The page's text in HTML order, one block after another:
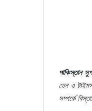
পাকিস্তান
ভেন ও
সম্পর্কে